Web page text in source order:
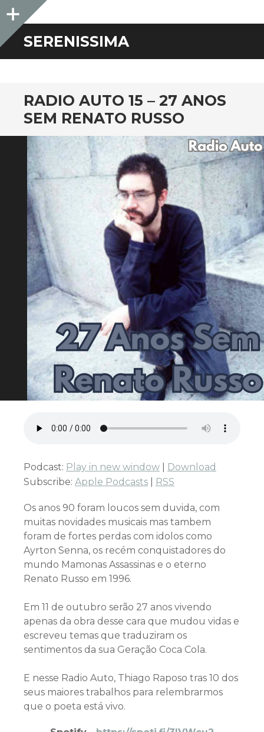
Sidebar
SERENISSIMA
RADIO AUTO 15 – 27 ANOS
SEM RENATO RUSSO
Podcast: Play in new window
Download
Subscribe: Apple Podcasts RSS
Os anos 90 foram loucos sem duvida, com
muitas novidades musicais mas tambem
foram de fortes perdas com idolos como
Ayrton Senna, os recém conquistadores do
mundo Mamonas Assassinas e o eterno
Renato Russo em 1996.
Em 11 de outubro serão 27 anos vivendo
apenas da obra desse cara que mudou vidas e
escreveu temas que traduziram os
sentimentos da sua Geração Coca Cola.
E nesse Radio Auto, Thiago Raposo tras 10 dos
seus maiores trabalhos para relembrarmos
que o poeta está vivo.